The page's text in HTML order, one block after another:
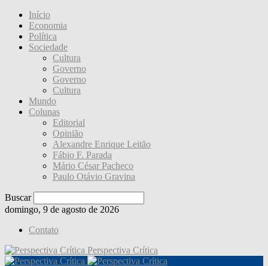
Início
Economia
Política
Sociedade
Cultura
Governo
Governo
Cultura
Mundo
Colunas
Editorial
Opinião
Alexandre Enrique Leitão
Fábio F. Parada
Mário César Pacheco
Paulo Otávio Gravina
Buscar
domingo, 9 de agosto de 2026
Contato
Perspectiva Crítica